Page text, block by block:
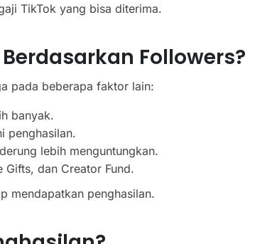
TikTok yang bisa diterima.
Followers?
pada beberapa faktor lain:
banyak.
penghasilan.
lebih menguntungkan.
Gifts, dan Creator Fund.
mendapatkan penghasilan.